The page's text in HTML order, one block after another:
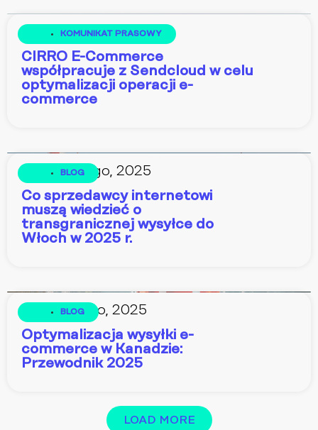
KOMUNIKAT PRASOWY
19 lutego, 2025
CIRRO E-Commerce
współpracuje z Sendcloud w celu
optymalizacji operacji e-
commerce
BLOG
13 lutego, 2025
Co sprzedawcy internetowi
muszą wiedzieć o
transgranicznej wysyłce do
Włoch w 2025 r.
BLOG
4 lutego, 2025
Optymalizacja wysyłki e-
commerce w Kanadzie:
Przewodnik 2025
LOAD MORE